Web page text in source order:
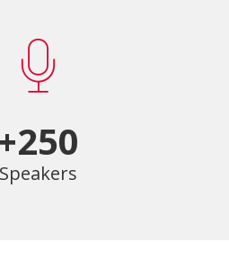
Speakers